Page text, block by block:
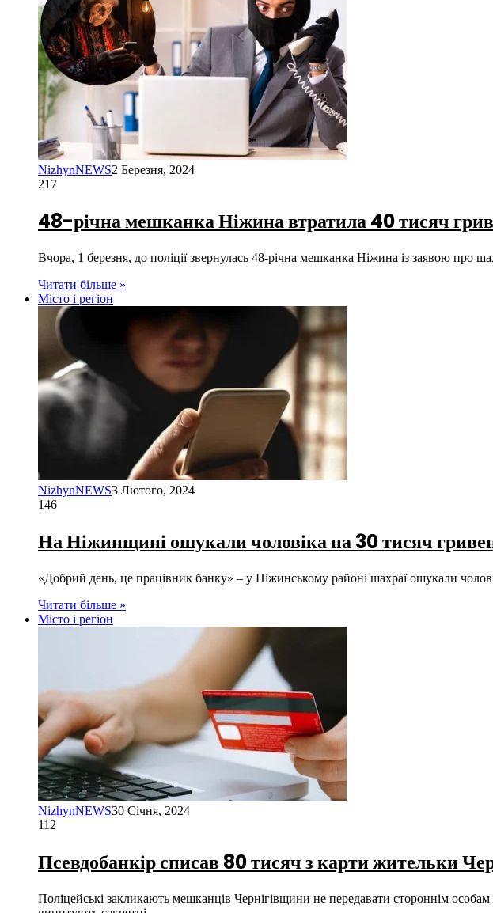
NizhynNEWS2 Березня, 2024
217
48-річна мешканка Ніжина втратила 40 тисяч
Вчора, 1 березня, до поліції звернулась 48-річна мешканка Ніжина із заявою про
Читати більше »
Місто і регіон
NizhynNEWS3 Лютого, 2024
146
На Ніжинщині ошукали чоловіка на 30 тисяч
«Добрий день, це працівник банку» – у Ніжинському районі шахраї ошукали
Читати більше »
Місто і регіон
NizhynNEWS30 Січня, 2024
112
Псевдобанкір списав 80 тисяч з карти жительки
Поліцейські закликають мешканців Чернігівщини не передавати стороннім